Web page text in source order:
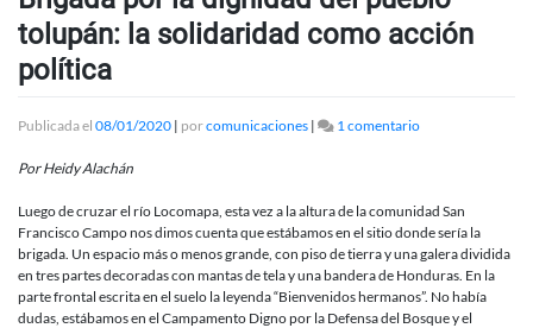
tolupán: la solidaridad como acción
política
Publicada el 08/01/2020 | porcomunicaciones | 1 comentarioen
dignidad
del
pueblo
tolupán:
la
solidaridad
Por Heidy Alachán
Luego de cruzar el río Locomapa, esta vez a la altura de la comunidad San
Francisco Campo nos dimos cuenta que estábamos en el sitio donde sería la
brigada. Un espacio más o menos grande, con piso de tierra y una galera dividida
en tres partes decoradas con mantas de tela y una bandera de Honduras. En la
parte frontal escrita en el suelo la leyenda “Bienvenidos hermanos”. No había
dudas, estábamos en el Campamento Digno por la Defensa del Bosque y el